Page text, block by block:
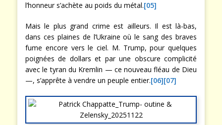
l’honneur s’achète au poids du métal.[05]
Mais le plus grand crime est ailleurs. Il est là-bas,
dans ces plaines de l’Ukraine où le sang des braves
fume encore vers le ciel. M. Trump, pour quelques
poignées de dollars et par une obscure complicité
avec le tyran du Kremlin — ce nouveau fléau de Dieu
—, s’apprête à vendre un peuple entier.[06][07]